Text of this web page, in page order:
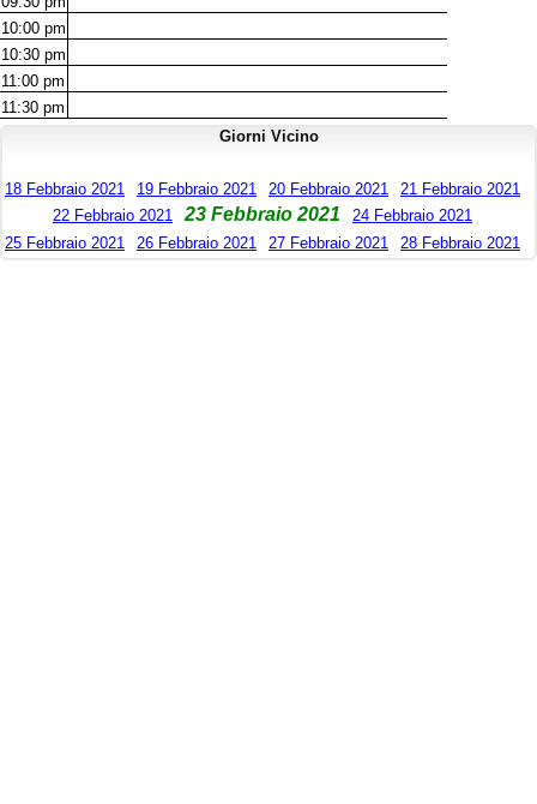
10:00 pm
10:30 pm
11:00 pm
11:30 pm
Giorni Vicino
18 Febbraio 2021 19 Febbraio 2021 20 Febbraio 2021
21 Febbraio 2021
22 Febbraio 2021
23 Febbraio 2021
24 Febbraio 2021
25 Febbraio 2021
26 Febbraio 2021 27 Febbraio 2021 28 Febbraio 2021